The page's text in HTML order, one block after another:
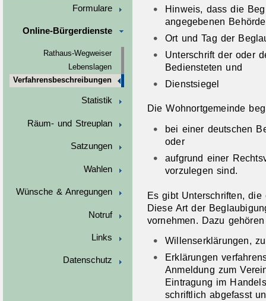
Formulare
Online-Bürgerdienste
Rathaus-Wegweiser
Lebenslagen
Verfahrensbeschreibungen
Statistik
Räum- und Streuplan
Satzungen
Wahlen
Wünsche & Anregungen
Notruf
Links
Datenschutz
Hinweis, dass die
angegebenen
Ort und Tag der
Unterschrift der oder
Bediensteten und
Dienstsiegel
Die Wohnortgemeinde
bei einer deutschen
oder
aufgrund einer
vorzulegen sind.
Es gibt Unterschriften,
Diese Art der
vornehmen. Dazu
Willenserklärungen,
Erklärungen
Anmeldung zum
Eintragung im
schriftlich abgefasst